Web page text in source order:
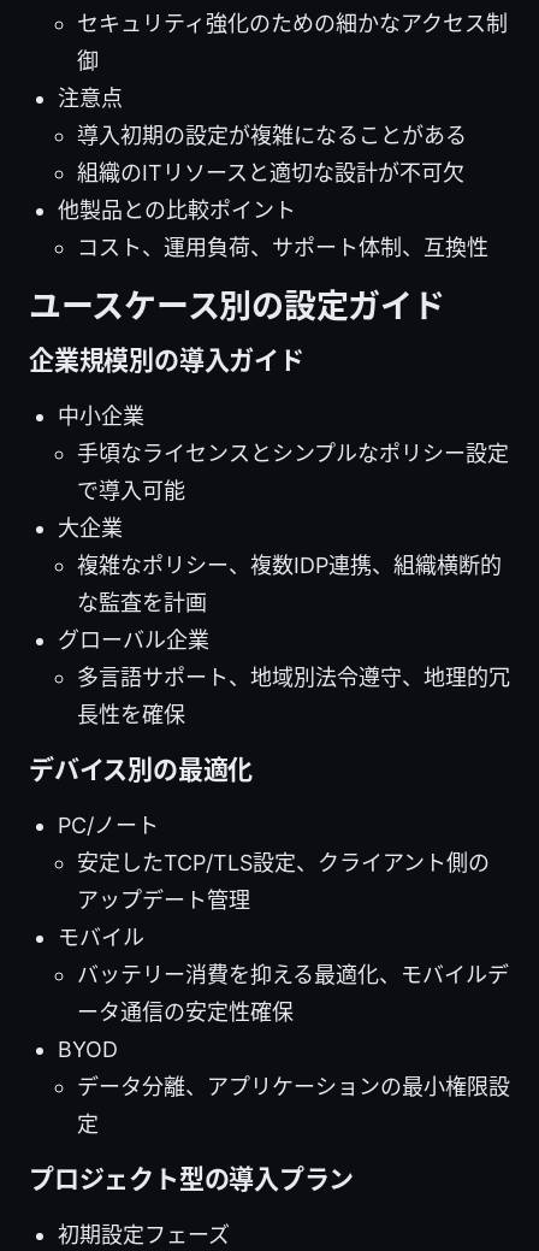
セキュリティ強化のための細かなアクセス制
御
注意点
導入初期の設定が複雑になることがある
組織のITリソースと適切な設計が不可欠
他製品との比較ポイント
コスト、運用負荷、サポート体制、互換性
ユースケース別の設定ガイド
企業規模別の導入ガイド
中小企業
手頃なライセンスとシンプルなポリシー設定
で導入可能
大企業
複雑なポリシー、複数IDP連携、組織横断的
な監査を計画
グローバル企業
多言語サポート、地域別法令遵守、地理的冗
長性を確保
デバイス別の最適化
PC/ノート
安定したTCP/TLS設定、クライアント側の
アップデート管理
モバイル
バッテリー消費を抑える最適化、モバイルデ
ータ通信の安定性確保
BYOD
データ分離、アプリケーションの最小権限設
定
プロジェクト型の導入プラン
初期設定フェーズ